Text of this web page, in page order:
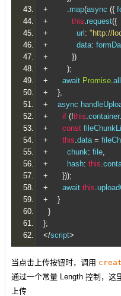
+
.map(async ({
+
this.request({
+ url : "http://
+ data:
+
})
+
);
+ await Promise.all
+
},
+ async
+
if (!this.container.
+
const
+
this.data =
+ chunk: file,
+ hash: this.
+
}));
+ await this.
+
}
}
};
</script>
当点击上传按钮时，调用
通过一个常量 Length 控制，这
上传